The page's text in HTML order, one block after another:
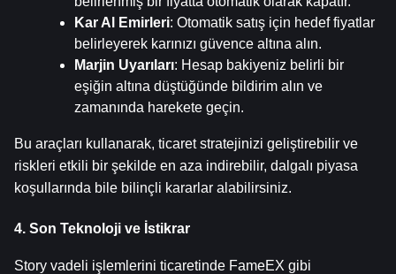
Kar Al Emirleri: Otomatik satış için hedef fiyatlar
belirleyerek karınızı güvence altına alın.
Marjin Uyarıları: Hesap bakiyeniz belirli bir
eşiğin altına düştüğünde bildirim alın ve
zamanında harekete geçin.
Bu araçları kullanarak, ticaret stratejinizi geliştirebilir ve
riskleri etkili bir şekilde en aza indirebilir, dalgalı piyasa
koşullarında bile bilinçli kararlar alabilirsiniz.
4. Son Teknoloji ve İstikrar
Story vadeli işlemlerini ticaretinde FameEX gibi